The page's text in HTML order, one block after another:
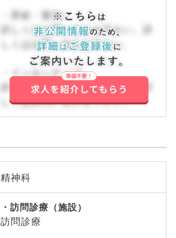
・昇給・賞与
詳しくはお問い合わせ下さい。詳
しくはお問い合わせ下さい。
・インセンティブ
詳しくはお問い合わせ下さい。詳
しくはお問い合わせ下さい。
精神科
訪問診療（施設）
訪問診療